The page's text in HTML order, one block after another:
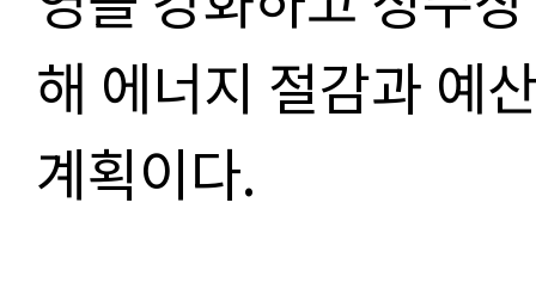
해 에너지 절감과 예
계획이다.